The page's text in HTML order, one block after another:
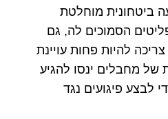
ביטחונית מוחלטת
הסמוכים לה, גם
להיות פחות עויינת
של מחבלים ינסו להגיע
לבצע פיגועים נגד